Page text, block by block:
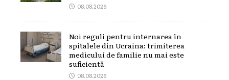
08.08.2026
Noi reguli pentru internarea în
spitalele din Ucraina: trimiterea
medicului de familie nu mai este
suficientă
08.08.2026